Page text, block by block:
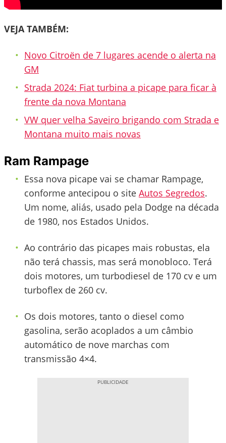
VEJA TAMBÉM:
Novo Citroën de 7 lugares acende o alerta na
GM
Strada 2024: Fiat turbina a picape para ficar à
frente da nova Montana
VW quer velha Saveiro brigando com Strada e
Montana muito mais novas
Ram Rampage
Essa nova picape vai se chamar Rampage,
conforme antecipou o site Autos Segredos.
Um nome, aliás, usado pela Dodge na década
de 1980, nos Estados Unidos.
Ao contrário das picapes mais robustas, ela
não terá chassis, mas será monobloco. Terá
dois motores, um turbodiesel de 170 cv e um
turboflex de 260 cv.
Os dois motores, tanto o diesel como
gasolina, serão acoplados a um câmbio
automático de nove marchas com
transmissão 4×4.